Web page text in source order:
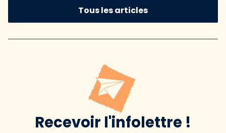
Tous les articles
Recevoir l'infolettre !